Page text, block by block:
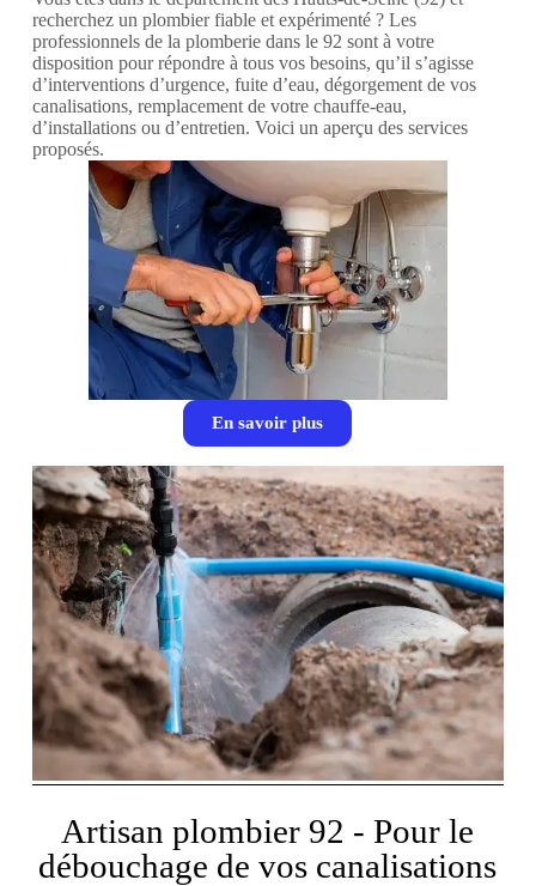
recherchez un plombier fiable et expérimenté ? Les
professionnels de la plomberie dans le 92 sont à votre
disposition pour répondre à tous vos besoins, qu’il s’agisse
d’interventions d’urgence, fuite d’eau, dégorgement de vos
canalisations, remplacement de votre chauffe-eau,
d’installations ou d’entretien. Voici un aperçu des services
proposés.
En savoir plus
Artisan plombier 92 - Pour le
débouchage de vos canalisations